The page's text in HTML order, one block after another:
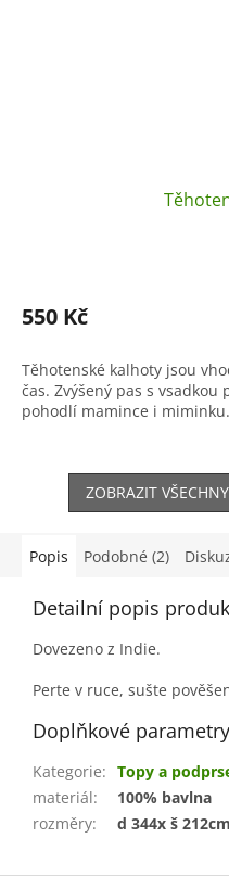
550 Kč
Těhotenské kalhoty jsou
čas. Zvýšený pas s
pohodlí mamince i
ZOBRAZIT
Popis Podobné (2)
Detailní popis
Dovezeno z Indie.
Perte v ruce, sušte
Doplňkové parametry
Kategorie: Topy a
materiál:
100% bavlna
rozměry: d 344x š 212cm